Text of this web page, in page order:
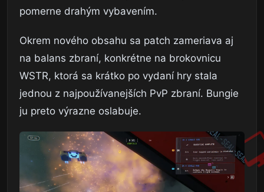
pomerne drahým vybavením.
Okrem nového obsahu sa patch zameriava aj
na balans zbraní, konkrétne na brokovnicu
WSTR, ktorá sa krátko po vydaní hry stala
jednou z najpoužívanejších PvP zbraní. Bungie
ju preto výrazne oslabuje.